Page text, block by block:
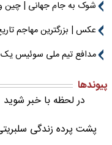
شوک به جام جهانی | چین و
عکس | بزرگترین مهاجم
مدافع تیم ملی سوئیس
پیوندها
در لحظه با خبر شوید
پشت پرده زندگی